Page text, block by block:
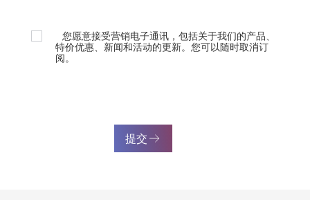
您愿意接受营销电子通讯，包括关于我们的产品、
特价优惠、新闻和活动的更新。您可以随时取消订
阅。
提交